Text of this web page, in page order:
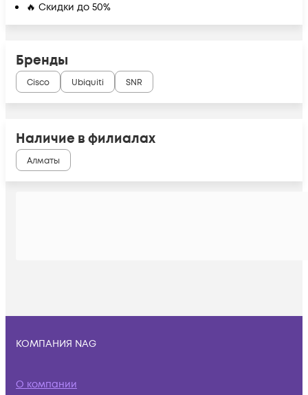
🔥 Скидки до 50%
Бренды
Cisco Ubiquiti SNR
Наличие в филиалах
Алматы
КОМПАНИЯ NAG
О компании